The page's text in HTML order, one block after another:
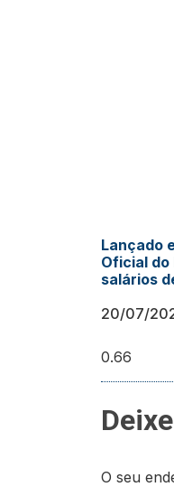
Lançado
Oficial do
salários
20/07/
O seu